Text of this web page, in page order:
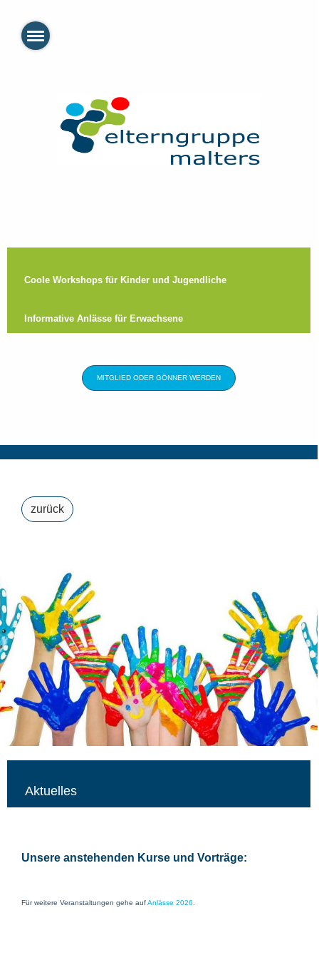
Coole Workshops für Kinder und Jugendliche
Informative Anlässe für Erwachsene
MITGLIED ODER GÖNNER WERDEN
zurück
Aktuelles
Unsere anstehenden Kurse und Vorträge:
Für weitere Veranstaltungen gehe aufAnlässe 2026.